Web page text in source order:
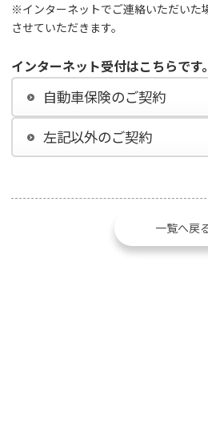
※インターネットでご連絡いただいた
させていただきます。
インターネット受付はこちらです。
自動車保険のご契約
左記以外のご契約
一覧へ戻